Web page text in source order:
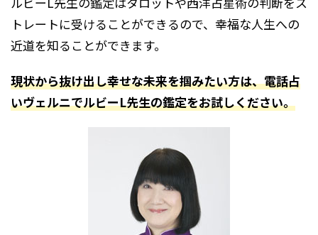
トレートに受けることができるので、幸福な人生への
近道を知ることができます。
現状から抜け出し幸せな未来を掴みたい方は、電話占
いヴェルニでルビーL先生の鑑定をお試しください。